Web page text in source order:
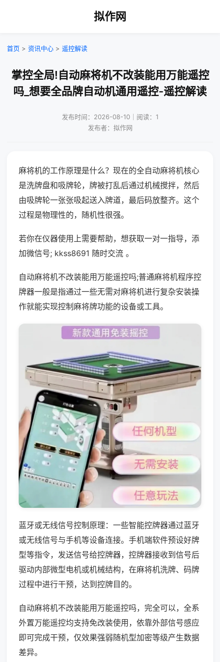
拟作网
首页 > 资讯中心 > 遥控解读
掌控全局!自动麻将机不改装能用万能遥控
吗_想要全品牌自动机通用遥控-遥控解读
发布时间：2026-08-10｜阅读：1
发布者：拟作网
麻将机的工作原理是什么？现在的全自动麻将机核心
是洗牌盘和吸牌轮，牌被打乱后通过机械搅拌，然后
由吸牌轮一张张吸起送入牌道，最后码放整齐。这个
过程是物理性的，随机性很强。
若你在仪器使用上需要帮助，想获取一对一指导，添
加微信号; kkss8691 随时交流 。
自动麻将机不改装能用万能遥控吗;普通麻将机程序控
牌器一般是指通过一些无需对麻将机进行复杂安装操
作就能实现控制麻将牌功能的设备或工具。
蓝牙或无线信号控制原理：一些智能控牌器通过蓝牙
或无线信号与手机等设备连接。手机端软件预设好牌
型等指令，发送信号给控牌器，控牌器接收到信号后
驱动内部微型电机或机械结构，在麻将机洗牌、码牌
过程中进行干预，达到控牌目的。
自动麻将机不改装能用万能遥控吗，完全可以，全系
外置万能遥控均支持免改装使用，依靠外部信号感应
即可完成干预，仅效果强弱随机型加密等级产生数据
差异。